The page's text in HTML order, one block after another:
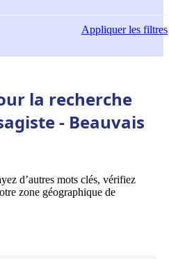
Appliquerles filtres
la recherche
- Beauvais
d’autres mots clés, vérifiez
zone géographique de